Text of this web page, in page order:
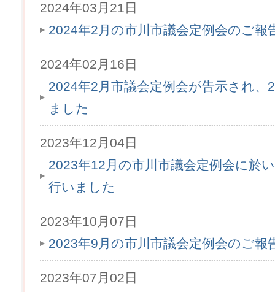
2024年03月21日
2024年2月の市川市議会定例会のご報
2024年02月16日
2024年2月市議会定例会が告示され、
ました
2023年12月04日
2023年12月の市川市議会定例会に於
行いました
2023年10月07日
2023年9月の市川市議会定例会のご報
2023年07月02日